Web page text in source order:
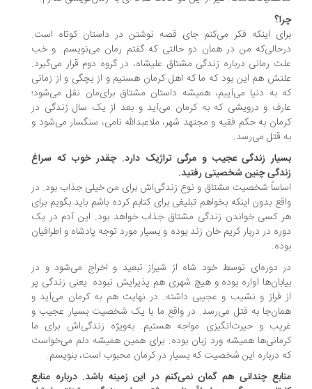
اینکه فکر می‌کنم جای قصه نوشتن در داستان کوتاه است.
من در همان دو حالتی که گفتم رمان می‌نویسم. و خب
رمانی درباره زندگی مشتاق علیشاه، در گروه دوم قرار می‌گیرد.
هم این بود که ما که اهل کرمان هستیم و از بچگی و از زمانی
به دنیا می‌آییم، همیشه داستان مشتاق برای‌مان نقل می‌شود؛
و درویشی که به کرمان می‌آید و بعد از یک سال زندگی در
به حکم فقیه و مجتهد شهر، ملاعبدالله نامی، سنگسار می‌شود و
قتل می‌رسد.
زندگی عجیب و مرگی تراژیک دارد. چقدر خوب که سراغ
چنین شخصیتی رفتید.
شخصیت مشتاق و نوع زندگی‌اش برای من خیلی جذاب بود. در
بدون اینکه بخواهم تبلیغی برای کتابم کرده باشم باید بگویم برای
کسی خواندن زندگی مشتاق جذاب خواهد بود. این آدم در یک
در دربار کریم خان زند بوده و بسیار مورد توجه پادشاه و اطرافیان
دوره‌ای توسط خود شاه از شیراز تبعید و اخراج می‌شود و در
آواره بوده و هیچ شهری هم پذیرایش نبوده. یعنی زندگی پر
فراز و نشیب و عجیبی داشته. در نهایت هم به کرمان می‌آید و
به قتل می‌رسد. در واقع ما با یک شخصیت بسیار عجیب و
و حیرت‌انگیزی مواجه هستیم. به‌ویژه زندگی‌اش برای ما
همیشه ورد زبان‌ بوده. برای همین همیشه دلم می‌خواست
درباره این شخصیت که بسیار در کرمان محبوب است، بنویسم.
چندانی هم گمان نمی‌کنم در این زمینه باشد. درباره منابع